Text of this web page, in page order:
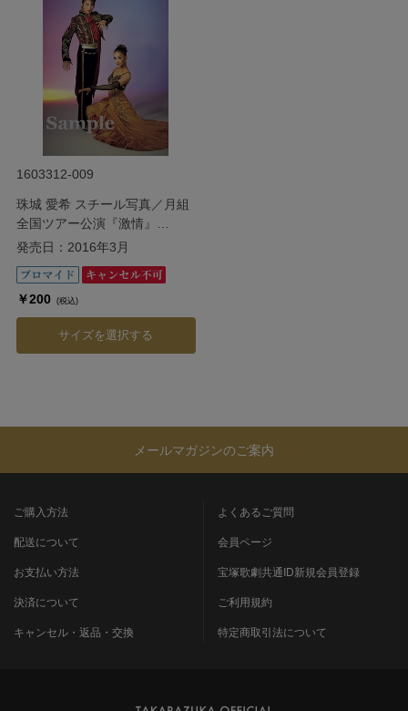
1603312-009
珠城 愛希 スチール写真／月組
全国ツアー公演『激情』
『Apasionado（アパショナー
発売日：2016年3月
￥200 (税込)
サイズを選択する
メールマガジンのご案内
ご購入方法
配送について
お支払い方法
決済について
キャンセル・返品・交換
よくあるご質問
会員ページ
宝塚歌劇共通ID新規会員登録
ご利用規約
特定商取引法について